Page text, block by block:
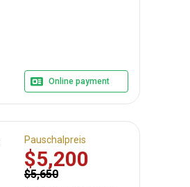
Online payment
Pauschalpreis
$5,200
$5,650